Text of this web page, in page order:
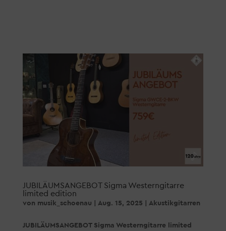
JUBILÄUMSANGEBOT Sigma Westerngitarre
limited edition
von musik_schoenau Aug. 15, 2025 Akustikgitarren
JUBILÄUMSANGEBOT Sigma Westerngitarre limited